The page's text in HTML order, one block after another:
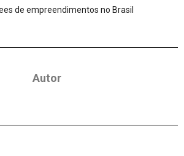
de empreendimentos no Brasil
Autor